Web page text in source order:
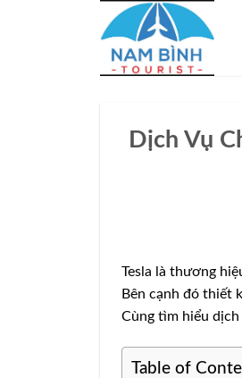
Dịch Vụ
Tesla là thương
Bên cạnh đó thiết
Cùng tìm hiểu dịch
Table of